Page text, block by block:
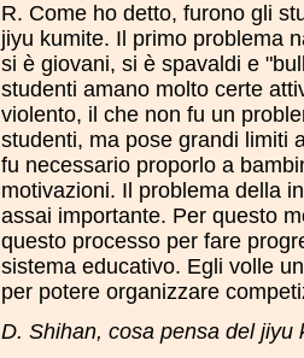
R. Come ho detto, furono gli
jiyu kumite. Il primo problema
si è giovani, si è spavaldi e
studenti amano molto certe
violento, il che non fu un
studenti, ma pose grandi limiti
fu necessario proporlo a
motivazioni. Il problema della
assai importante. Per questo
questo processo per fare
sistema educativo. Egli volle
per potere organizzare
D. Shihan, cosa pensa del jiyu